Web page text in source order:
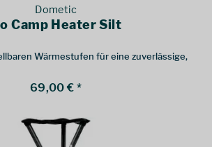
Dometic
Camp Heater Silt
Wärmestufen für eine zuverlässige,
69,00 € *